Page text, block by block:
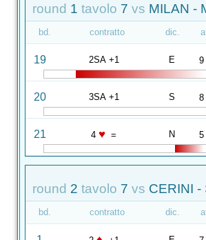
round 1 tavolo 7 vs MILAN -
bd. contratto dic.
19 2SA +1 E 9
20 3SA +1 S 8
21 4 ♥ = N 5
round 2 tavolo 7 vs CERINI -
bd. contratto dic.